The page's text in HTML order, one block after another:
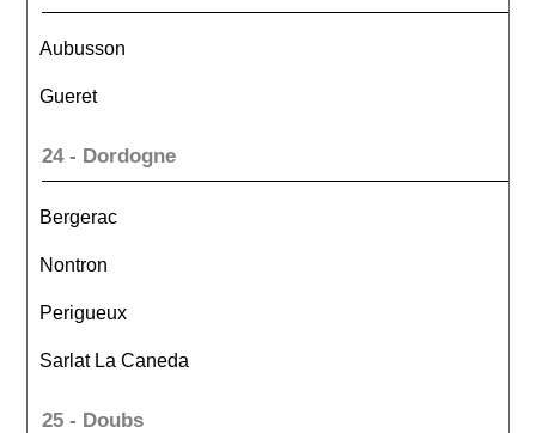
Aubusson
Gueret
24 - Dordogne
Bergerac
Nontron
Perigueux
Sarlat La Caneda
25 - Doubs